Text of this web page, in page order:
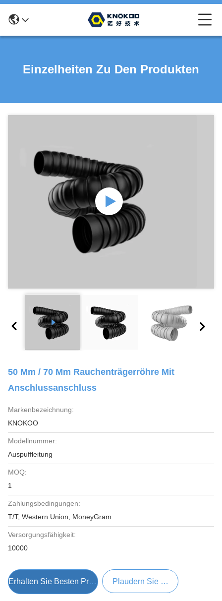
Einzelheiten Zu Den Produkten
50 Mm / 70 Mm Rauchenträgerröhre Mit
Anschlussanschluss
Markenbezeichnung:
KNOKOO
Modellnummer:
Auspuffleitung
MOQ:
1
Zahlungsbedingungen:
T/T, Western Union, MoneyGram
Versorgungsfähigkeit:
10000
Erhalten Sie Besten Preis Plaudern Sie Jetzt